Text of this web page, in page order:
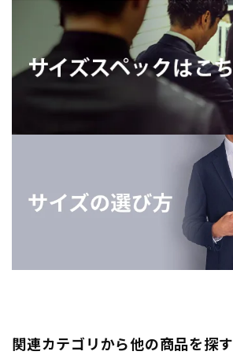
関連カテゴリから他の商品を探す